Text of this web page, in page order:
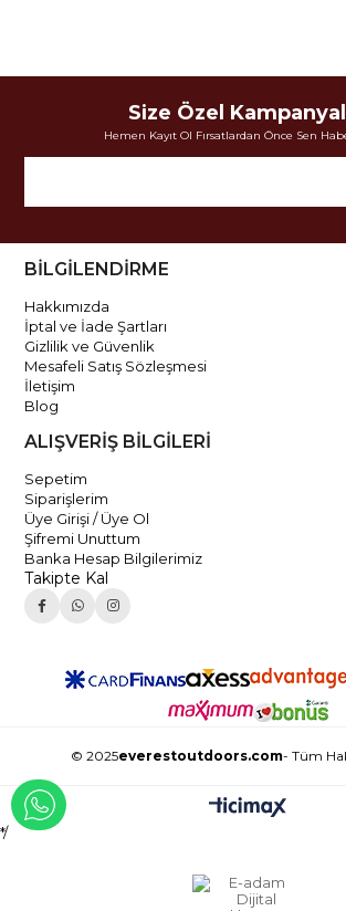
Size Özel
Hemen Kayıt Ol Fırsatlardan Önce Sen
BİLGİLENDİRME
Hakkımızda
İptal ve İade Şartları
Gizlilik ve Güvenlik
Mesafeli Satış Sözleşmesi
İletişim
Blog
ALIŞVERİŞ BİLGİLERİ
Sepetim
Siparişlerim
Üye Girişi / Üye Ol
Şifremi Unuttum
Banka Hesap Bilgilerimiz
Takipte Kal
© 2025everestoutdoors.com- Tüm
*/
WHATSAPP İLE İLETİŞİME GEÇ